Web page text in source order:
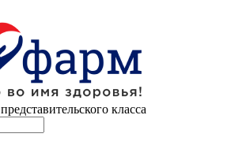
класса